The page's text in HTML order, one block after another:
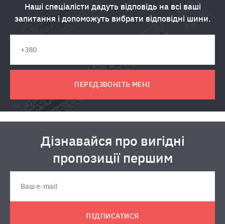
Наші спеціалісти дадуть відповідь на всі ваші
запитання і допоможуть вибрати відповідні шини.
ПЕРЕДЗВОНІТЬ МЕНІ
Дізнавайся про вигідні
пропозиції першим
ПІДПИСАТИСЯ